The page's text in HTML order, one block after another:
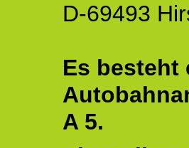
D-69493
Es besteht
A 5.